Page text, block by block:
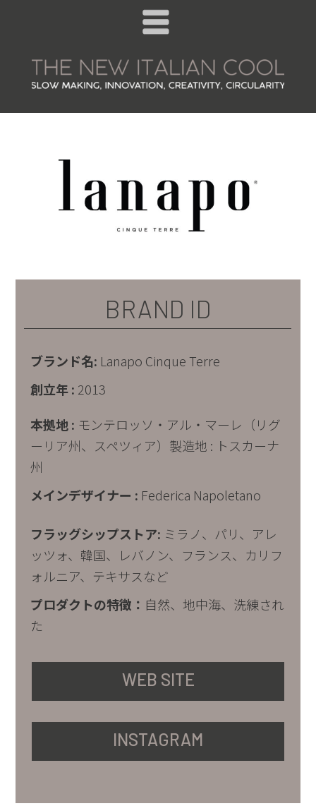
BRAND ID
ブランド名: Lanapo Cinque Terre
創立年 : 2013
本拠地: モンテロッソ・アル・マーレ （リグ
ーリア州、スペツィア） 製造地 : トスカーナ
州
メインデザイナー : Federica Napoletano
フラッグシップストア: ミラノ、パリ、アレ
ッツォ、韓国、レバノン、フランス、カリフ
ォルニア、テキサスなど
プロダクトの特徴： 自然、地中海、洗練され
た
WEB SITE
INSTAGRAM